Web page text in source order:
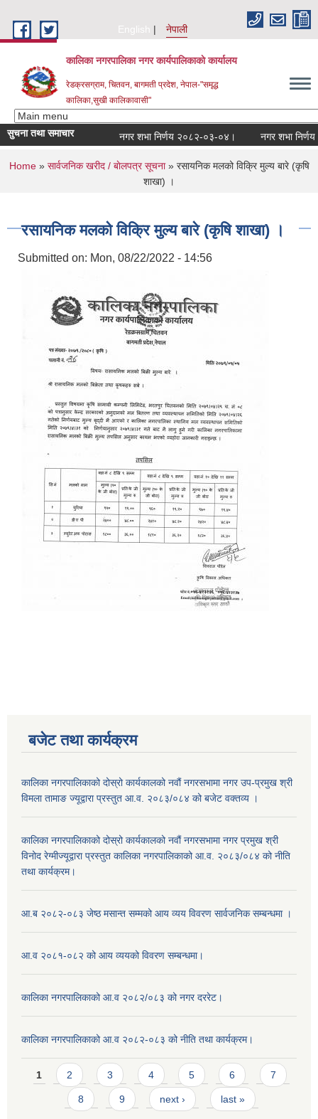
English
नेपाली
कालिका नगरपालिका नगर कार्यपालिकाकाे कार्यालय
रेडक्रसग्राम, चितवन, बागमती प्रदेश, नेपाल-"समृद्ध
कालिका,सुखी कालिकावासी"
सुचना तथा समाचार नगर शभा निर्णय २०८२-०३-०४। नगर शभा निर्णय
You are here
Home» सार्वजनिक खरीद / बाेलपत्र सूचना» रसायनिक मलको विक्रि मुल्य बारे (कृषि
शाखा) ।
रसायनिक मलको विक्रि मुल्य बारे (कृषि शाखा) ।
Submitted on: Mon, 08/22/2022 - 14:56
बजेट तथा कार्यक्रम
कालिका नगरपालिकाको दोस्रो कार्यकालको नवौं नगरसभामा नगर उप-प्रमुख श्री
विमला तामाङ ज्यूद्वारा प्रस्तुत आ.व. २०८३/०८४ को बजेट वक्तव्य ।
कालिका नगरपालिकाको दोस्रो कार्यकालको नवौं नगरसभामा नगर प्रमुख श्री
विनोद रेग्मीज्यूद्वारा प्रस्तुत कालिका नगरपालिकाको आ.व. २०८३/०८४ को नीति
तथा कार्यक्रम।
आ.ब २०८२-०८३ जेष्ठ मसान्त सम्मको आय व्यय विवरण सार्वजनिक सम्बन्धमा ।
आ.व २०८१-०८२ को आय व्ययको विवरण सम्बन्धमा।
कालिका नगरपालिकाको आ.व २०८२/०८३ को नगर दररेट।
कालिका नगरपालिकाको आ.व २०८२-०८३ को नीति तथा कार्यक्रम।
Pages
1 2 3 4 5 6 7
8 9 next › last »